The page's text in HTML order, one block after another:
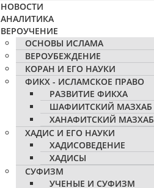
НОВОСТИ
АНАЛИТИКА
ВЕРОУЧЕНИЕ
ОСНОВЫ ИСЛАМА
ВЕРОУБЕЖДЕНИЕ
КОРАН И ЕГО НАУКИ
ФИКХ - ИСЛАМСКОЕ ПРАВО
РАЗВИТИЕ ФИКХА
ШАФИИТСКИЙ МАЗХАБ
ХАНАФИТСКИЙ МАЗХАБ
ХАДИС И ЕГО НАУКИ
ХАДИСОВЕДЕНИЕ
ХАДИСЫ
СУФИЗМ
УЧЕНЫЕ И СУФИЗМ